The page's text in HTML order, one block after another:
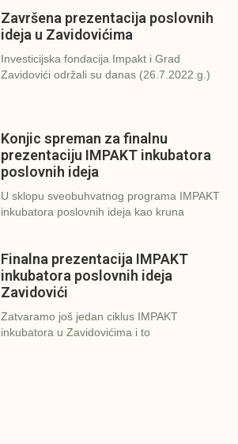
Završena prezentacija poslovnih
ideja u Zavidovićima
Investicijska fondacija Impakt i Grad
Zavidovići održali su danas (26.7.2022.g.)
Konjic spreman za finalnu
prezentaciju IMPAKT inkubatora
poslovnih ideja
U sklopu sveobuhvatnog programa IMPAKT
inkubatora poslovnih ideja kao kruna
Finalna prezentacija IMPAKT
inkubatora poslovnih ideja
Zavidovići
Zatvaramo još jedan ciklus IMPAKT
inkubatora u Zavidovićima i to